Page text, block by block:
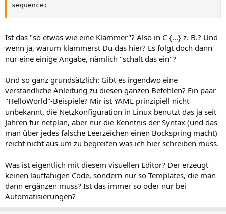
sequence :
Ist das "so etwas wie eine Klammer"? Also in C {...} z. B.? Und
wenn ja, warum klammerst Du das hier? Es folgt doch dann
nur eine einige Angabe, nämlich "schalt das ein"?
Und so ganz grundsätzlich: Gibt es irgendwo eine
verständliche Anleitung zu diesen ganzen Befehlen? Ein paar
"HelloWorld"-Beispiele? Mir ist YAML prinzipiell nicht
unbekannt, die Netzkonfiguration in Linux benutzt das ja seit
Jahren für netplan, aber nur die Kenntnis der Syntax (und das
man über jedes falsche Leerzeichen einen Bockspring macht)
reicht nicht aus um zu begreifen was ich hier schreiben muss.
Was ist eigentlich mit diesem visuellen Editor? Der erzeugt
keinen lauffähigen Code, sondern nur so Templates, die man
dann ergänzen muss? Ist das immer so oder nur bei
Automatisierungen?